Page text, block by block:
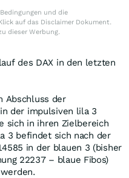
und die
auf das Disclaimer Dokument.
dieser Werbung.
des DAX in den letzten
Abschluss der
der impulsiven lila 3
sich in ihren Zielbereich
3 befindet sich nach der
in der blauen 3 (bisher
22237 – blaue Fibos)